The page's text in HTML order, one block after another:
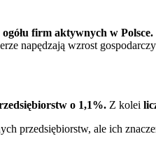
firm aktywnych w Polsce.
napędzają wzrost
o 1,1%. Z kolei
przedsiębiorstw, ale ich